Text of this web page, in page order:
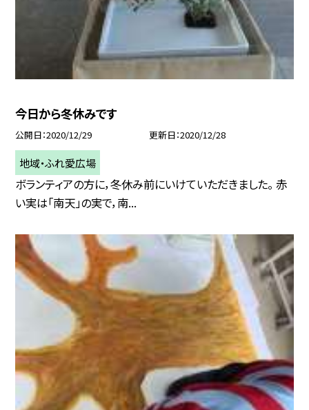
今日から冬休みです
公開日 2020/12/29 更新日 2020/12/28
地域・ふれ愛広場
ボランティアの方に，冬休み前にいけていただきました。 赤
い実は「南天」の実で，南...